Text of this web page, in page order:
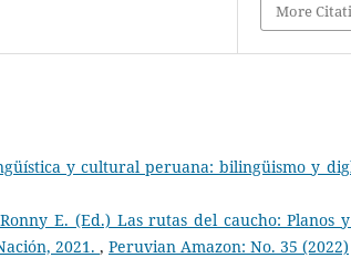
More
y cultural peruana: bilingüismo y
E. (Ed.) Las rutas del caucho: Planos
2021. , Peruvian Amazon: No. 35 (2022)